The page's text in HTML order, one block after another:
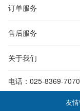
订单服务
售后服务
关于我们
电话： 025-8369-7070
友情